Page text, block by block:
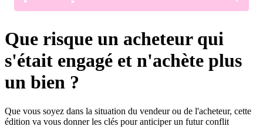
Que risque un acheteur qui
s'était engagé et n'achète plus
un bien ?
Que vous soyez dans la situation du vendeur ou de l'acheteur, cette
édition va vous donner les clés pour anticiper un futur conflit